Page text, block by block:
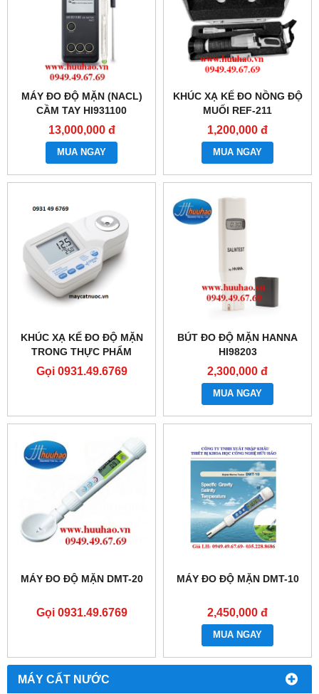
MÁY CẤT NƯỚC
MÁY ĐO ĐỘ MẶN (NACL)
CẦM TAY HI931100
13,000,000 đ
MUA NGAY
KHÚC XẠ KẾ ĐO NỒNG ĐỘ
MUỐI REF-211
1,200,000 đ
MUA NGAY
KHÚC XẠ KẾ ĐO ĐỘ MẶN
TRONG THỰC PHẨM
HI96821
Gọi 0931.49.6769
BÚT ĐO ĐỘ MẶN HANNA
HI98203
2,300,000 đ
MUA NGAY
MÁY ĐO ĐỘ MẶN DMT-20
Gọi 0931.49.6769
MÁY ĐO ĐỘ MẶN DMT-10
2,450,000 đ
MUA NGAY